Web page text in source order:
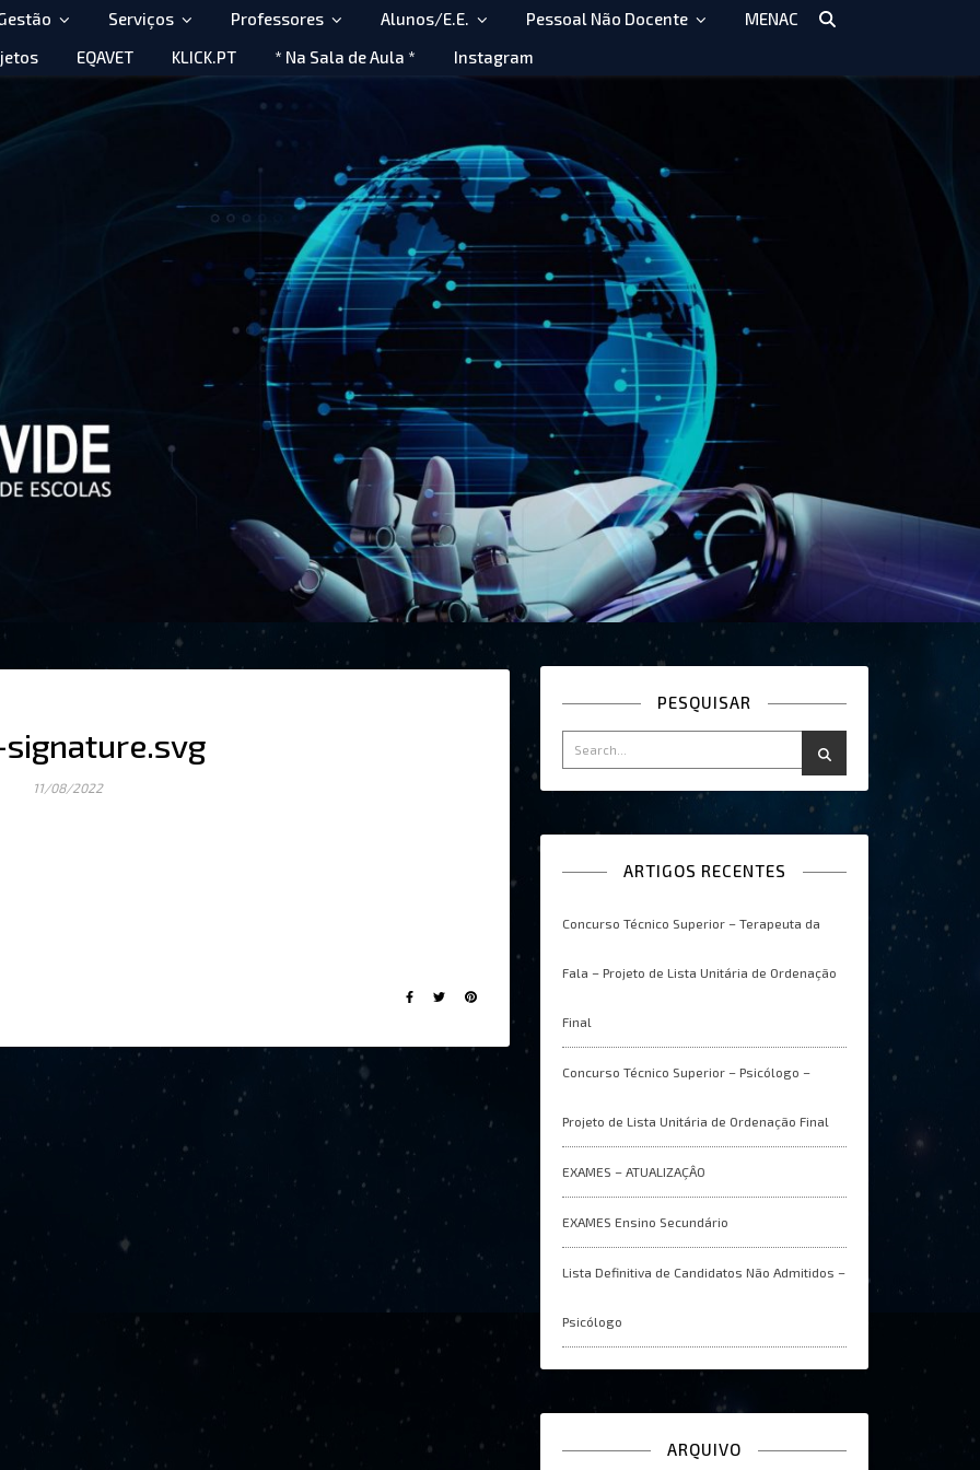
Serviços Professores Alunos/E.E. Pessoal Não Docente
MENAC
EQAVET KLICK.PT * Na Sala de Aula * Instagram
11/08/2022
PESQUISAR
ARTIGOS RECENTES
Concurso Técnico Superior – Terapeuta da
Fala – Projeto de Lista Unitária de Ordenação
Final
Concurso Técnico Superior – Psicólogo –
Projeto de Lista Unitária de Ordenação Final
EXAMES – ATUALIZAÇÂO
EXAMES Ensino Secundário
Lista Definitiva de Candidatos Não Admitidos –
Psicólogo
ARQUIVO